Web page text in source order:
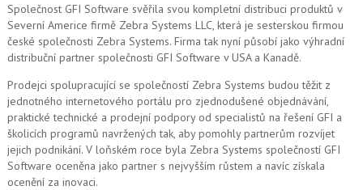
Společnost GFI Software svěřila svou kompletní distribuci produktů v
Severní Americe firmě Zebra Systems LLC, která je sesterskou firmou
české společnosti Zebra Systems. Firma tak nyní působí jako výhradní
distribuční partner společnosti GFI Software v USA a Kanadě.
Prodejci spolupracující se společností Zebra Systems budou těžit z
jednotného internetového portálu pro zjednodušené objednávání,
praktické technické a prodejní podpory od specialistů na řešení GFI a
školicích programů navržených tak, aby pomohly partnerům rozvíjet
jejich podnikání. V loňském roce byla Zebra Systems společností GFI
Software oceněna jako partner s nejvyšším růstem a navíc získala
ocenění za inovaci.